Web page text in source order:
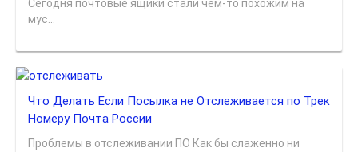
Сегодня почтовые ящики стали чем-то похожим на
мус...
Что Делать Если Посылка не Отслеживается по Трек
Номеру Почта России
Проблемы в отслеживании ПО Как бы слаженно ни